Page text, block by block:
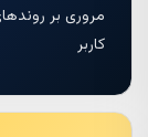
مروری بر
کاربر